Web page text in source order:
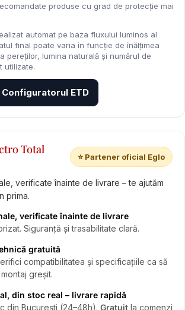
produse cu grad de protecție mai
automat pe baza fluxului luminos al
final poate varia în funcție de înălțimea
pereților, lumina naturală și numărul de
utilizate.
ETD
Total
⭐ Partener oficial Eglo
verificate înainte de livrare – te ajutăm
prima.
verificate înainte de livrare
Siguranță și trasabilitate clară.
gratuită
compatibilitatea și specificațiile ca să
greșit.
din stoc real – livrare rapidă
din București (24–48h). Gratuit la comenzi